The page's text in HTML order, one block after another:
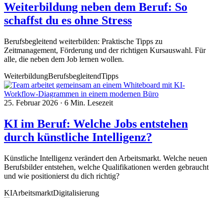
Weiterbildung neben dem Beruf: So
schaffst du es ohne Stress
Berufsbegleitend weiterbilden: Praktische Tipps zu
Zeitmanagement, Förderung und der richtigen Kursauswahl. Für
alle, die neben dem Job lernen wollen.
WeiterbildungBerufsbegleitendTipps
25. Februar 2026 · 6 Min. Lesezeit
KI im Beruf: Welche Jobs entstehen
durch künstliche Intelligenz?
Künstliche Intelligenz verändert den Arbeitsmarkt. Welche neuen
Berufsbilder entstehen, welche Qualifikationen werden gebraucht
und wie positionierst du dich richtig?
KIArbeitsmarktDigitalisierung